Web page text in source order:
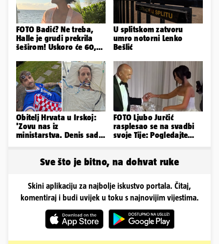
FOTO Badić? Ne treba,
Halle je grudi prekrila
šeširom! Uskoro će 60,
U splitskom zatvoru
umro notorni Lenko
Bešlić
Obitelj Hrvata u Irskoj:
'Zovu nas iz
ministarstva. Denis sada
FOTO Ljubo Jurčić
rasplesao se na svadbi
svoje Tije: Pogledajte
Sve što je bitno, na dohvat ruke
Skini aplikaciju za najbolje iskustvo portala. Čitaj,
komentiraj i budi uvijek u toku s najnovijim vijestima.